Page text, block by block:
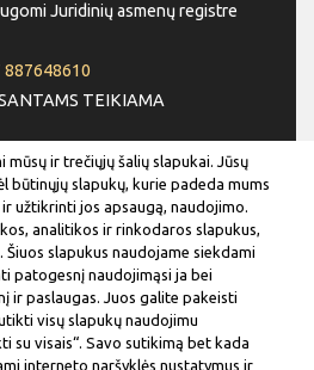
Juridinių asmenų registre
887648610
TEIKIAMA
mūsų ir trečiųjų šalių slapukai. Jūsų
būtinųjų slapukų, kurie padeda mums
užtikrinti jos apsaugą, naudojimo.
analitikos ir rinkodaros slapukus,
slapukus naudojame siekdami
patogesnį naudojimąsi ja bei
ir paslaugas. Juos galite pakeisti
visų slapukų naudojimu
su visais“. Savo sutikimą bet kada
interneto naršyklės nustatymus ir